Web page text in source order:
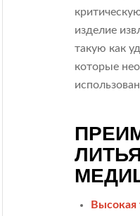
изделие
такую как
которые
Высокая